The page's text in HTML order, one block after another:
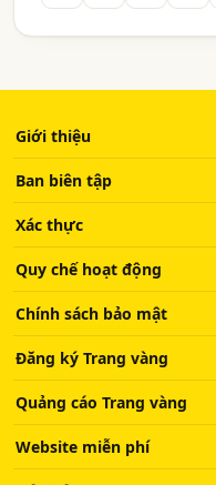
Giới thiệu
Ban biên tập
Xác thực
Quy chế hoạt động
Chính sách bảo mật
Đăng ký Trang vàng
Quảng cáo Trang vàng
Website miễn phí